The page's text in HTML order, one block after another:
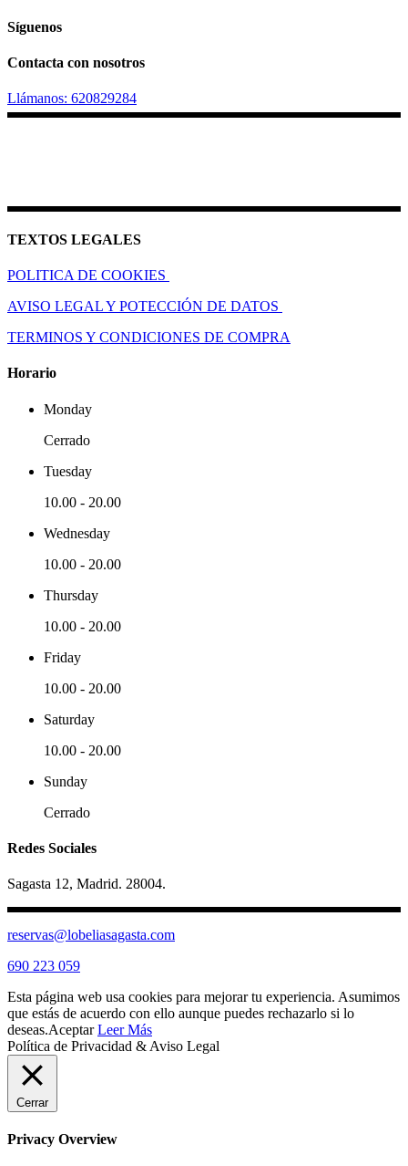
Síguenos
Contacta con nosotros
Llámanos: 620829284
TEXTOS LEGALES
POLITICA DE COOKIES
AVISO LEGAL Y POTECCIÓN DE DATOS
TERMINOS Y CONDICIONES DE COMPRA
Horario
Monday
Cerrado
Tuesday
10.00 - 20.00
Wednesday
10.00 - 20.00
Thursday
10.00 - 20.00
Friday
10.00 - 20.00
Saturday
10.00 - 20.00
Sunday
Cerrado
Redes Sociales
Sagasta 12, Madrid. 28004.
reservas@lobeliasagasta.com
690 223 059
Esta página web usa cookies para mejorar tu experiencia. Asumimos
que estás de acuerdo con ello aunque puedes rechazarlo si lo
deseas.Aceptar Leer Más
Política de Privacidad & Aviso Legal
Cerrar
Privacy Overview